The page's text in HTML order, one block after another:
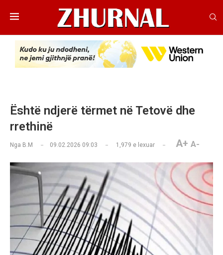
Është ndjerë tërmet në Tetovë dhe
rrethinë
Nga B.M 09.02.2026 09:03 1,979 e lexuar A+ A-